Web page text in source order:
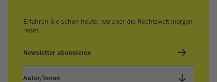
Erfahren Sie schon heute, worüber die Rechtswelt morgen
redet.
Newsletter abonnieren
Autor/innen